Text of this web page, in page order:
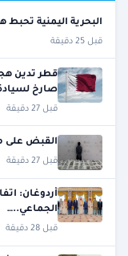
البحرية اليمنية
قبل 25 دقيقة
قطر تدين
صارخ
قبل 27 دقيقة
القبض على
قبل 27 دقيقة
أردوغان:
الجماعي..…
قبل 28 دقيقة